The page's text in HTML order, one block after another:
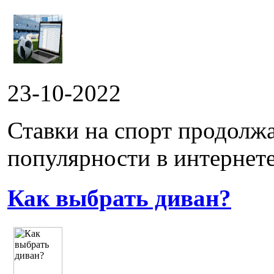
23-10-2022
Ставки на спорт
популярности в
Как выбрать диван?